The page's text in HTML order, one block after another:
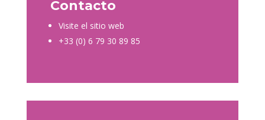
Contacto
Visite el sitio web
+33 (0) 6 79 30 89 85